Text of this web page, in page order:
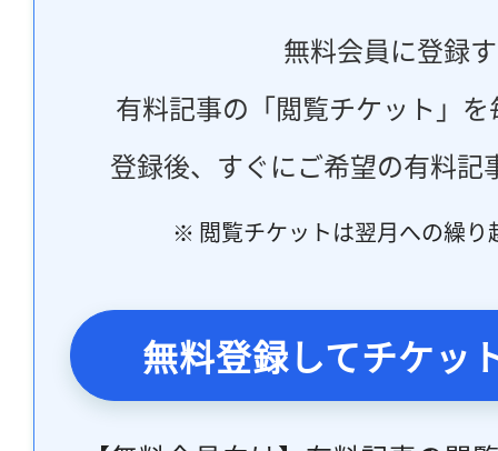
無料会員に登録
有料記事の「閲覧チケット」
登録後、すぐにご希望の有料記
※ 閲覧チケットは翌月への繰り
無料登録してチケッ